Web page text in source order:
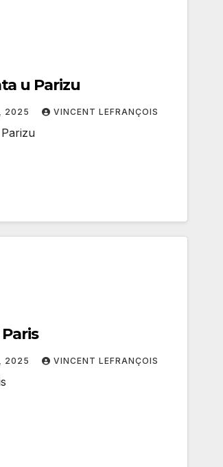
u Parizu
2025 VINCENT LEFRANÇOIS
2025 VINCENT LEFRANÇOIS